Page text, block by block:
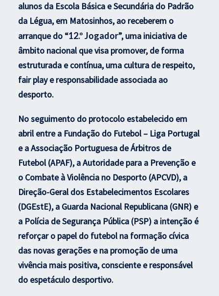
alunos da Escola Básica e Secundária do Padrão
da Légua, em Matosinhos, ao receberem o
arranque do “12.º Jogador”, uma iniciativa de
âmbito nacional que visa promover, de forma
estruturada e contínua, uma cultura de respeito,
fair play e responsabilidade associada ao
desporto.
No seguimento do protocolo estabelecido em
abril entre a Fundação do Futebol – Liga Portugal
e a Associação Portuguesa de Árbitros de
Futebol (APAF), a Autoridade para a Prevenção e
o Combate à Violência no Desporto (APCVD), a
Direção-Geral dos Estabelecimentos Escolares
(DGEstE), a Guarda Nacional Republicana (GNR) e
a Polícia de Segurança Pública (PSP) a intenção é
reforçar o papel do futebol na formação cívica
das novas gerações e na promoção de uma
vivência mais positiva, consciente e responsável
do espetáculo desportivo.